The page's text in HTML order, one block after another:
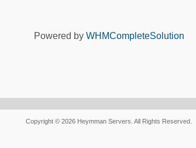
Powered by WHMCompleteSolution
Copyright © 2026 Heymman Servers. All Rights Reserved.